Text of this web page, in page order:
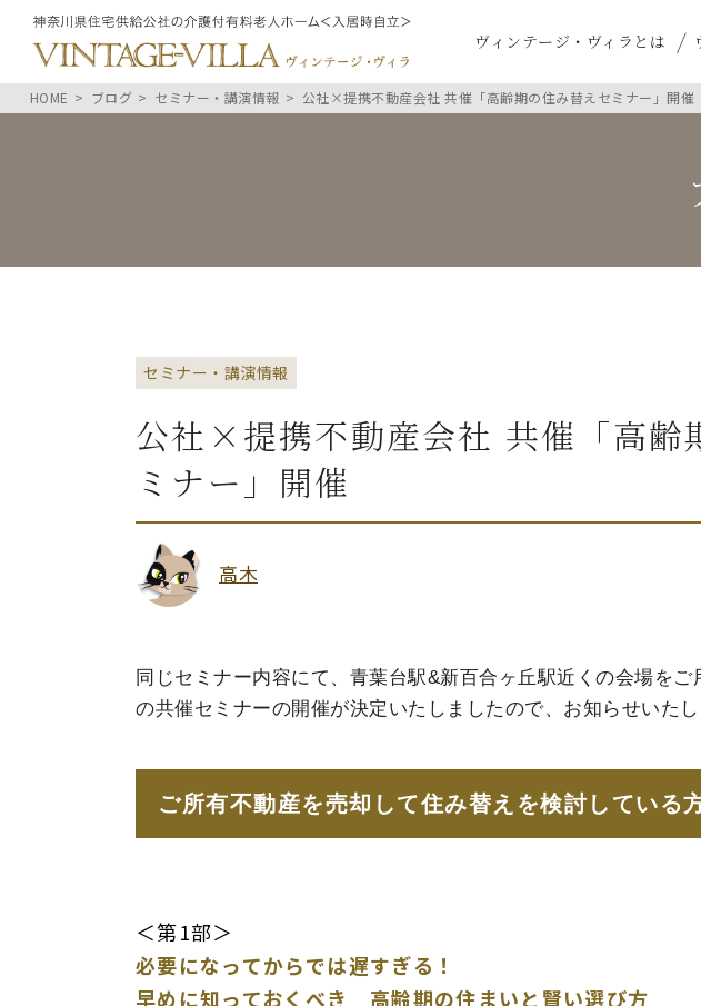
ヴィンテージ・ヴィラとは
HOME
ブログ セミナー・講演情報 公社×提携不動産会社 共催「高齢期の住み替えセミナー」開催
セミナー・講演情報
公社×提携不動産会社 共催「高齢
ミナー」開催
高木
同じセミナー内容にて、青葉台駅&新百合ヶ丘駅近くの会場をご
の共催セミナーの開催が決定いたしましたので、お知らせいたし
ご所有不動産を売却して住み替えを検討している
＜第1部＞
必要になってからでは遅すぎる！
早めに知っておくべき 高齢期の住まいと賢い選び方